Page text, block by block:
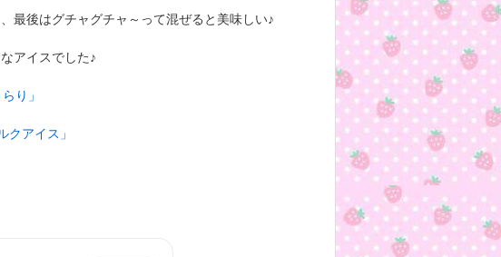
最後はグチャグチャ～って混ぜると美味しい♪
アイスでした♪
クアイス」